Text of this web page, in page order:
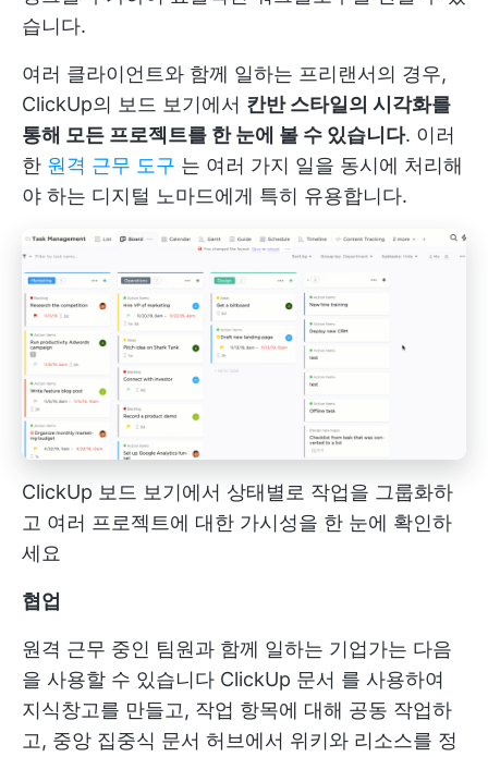
습니다.
여러 클라이언트와 함께 일하는 프리랜서의 경우,
ClickUp의 보드 보기에서 칸반 스타일의 시각화를
통해 모든 프로젝트를 한 눈에 볼 수 있습니다. 이러
한 원격 근무 도구 는 여러 가지 일을 동시에 처리해
야 하는 디지털 노마드에게 특히 유용합니다.
ClickUp 보드 보기에서 상태별로 작업을 그룹화하
고 여러 프로젝트에 대한 가시성을 한 눈에 확인하
세요
협업
원격 근무 중인 팀원과 함께 일하는 기업가는 다음
을 사용할 수 있습니다 ClickUp 문서 를 사용하여
지식창고를 만들고, 작업 항목에 대해 공동 작업하
고, 중앙 집중식 문서 허브에서 위키와 리소스를 정